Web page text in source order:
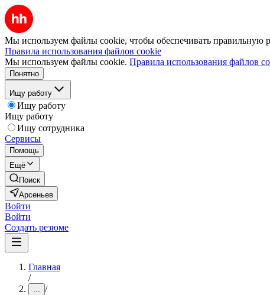
Мы используем файлы cookie, чтобы обеспечивать правильную
Правила использования файлов cookie
Мы используем файлы cookie. Правила использования файлов
Понятно
Ищу работу
Ищу работу
Ищу работу
Ищу сотрудника
Сервисы
Помощь
Ещё
Поиск
Арсеньев
Войти
Войти
Создать резюме
Главная
/
... /